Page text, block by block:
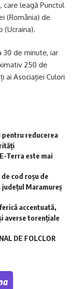
care leagă Punctul
(România) de
(Ucraina).
30 de minute, iar
250 de
ai Asociației Culori
reducerea
Terra este mai
cod roșu de
județul Maramureș
accentuată,
averse torențiale
DE FOLCLOR